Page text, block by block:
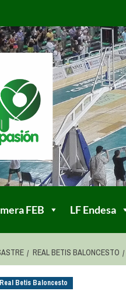
FEB LF Endesa
REAL BETIS BALONCESTO
Real Betis Baloncesto